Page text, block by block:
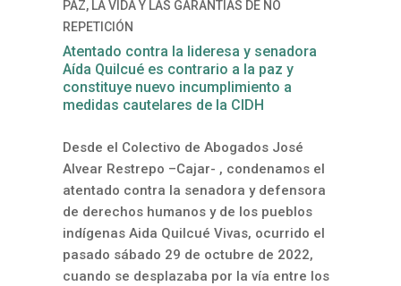
PAZ, LA VIDA Y LAS GARANTÍAS DE NO
REPETICIÓN
Atentado contra la lideresa y senadora
Aída Quilcué es contrario a la paz y
constituye nuevo incumplimiento a
medidas cautelares de la CIDH
Desde el Colectivo de Abogados José
Alvear Restrepo –Cajar- , condenamos el
atentado contra la senadora y defensora
de derechos humanos y de los pueblos
indígenas Aida Quilcué Vivas, ocurrido el
pasado sábado 29 de octubre de 2022,
cuando se desplazaba por la vía entre los